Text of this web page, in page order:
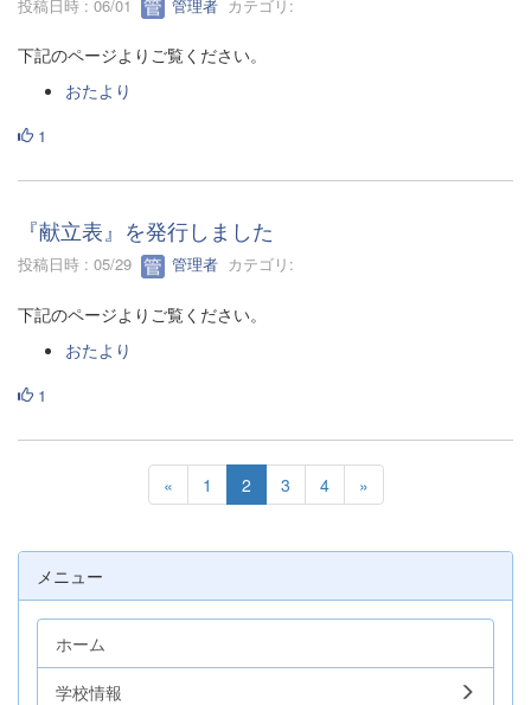
投稿日時 : 06/01 管理者 カテゴリ:
下記のページよりご覧ください。
おたより
1
『献立表』を発行しました
投稿日時 : 05/29 管理者 カテゴリ:
下記のページよりご覧ください。
おたより
1
« 1 2 3 4 »
メニュー
ホーム
学校情報